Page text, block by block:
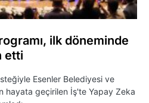
ilk döneminde
etti
Esenler Belediyesi ve
hayata geçirilen İş'te Yapay Zeka